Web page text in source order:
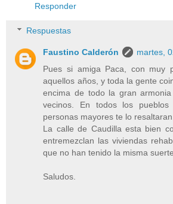
Responder
Respuestas
Faustino Calderón
martes,
Pues si amiga Paca, con muy
aquellos años, y toda la gente
encima de todo la gran
vecinos. En todos los pueblos
personas mayores te lo
La calle de Caudilla esta bien
entremezclan las viviendas
que no han tenido la misma
Saludos.